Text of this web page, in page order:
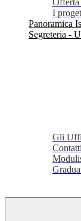
Offerta
I
Panoramica
Segreteria -
Gli
Contatti